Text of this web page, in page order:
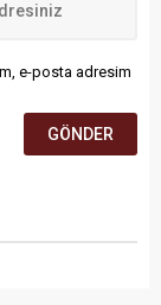
e-posta adresim